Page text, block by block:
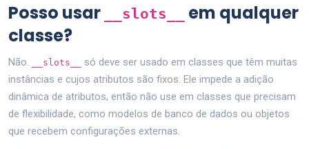
Posso usar __slots__
em qualquer
classe?
Não. __slots__
só deve ser usado em classes que têm muitas
instâncias e cujos atributos são fixos. Ele impede a adição
dinâmica de atributos, então não use em classes que precisam
de flexibilidade, como modelos de banco de dados ou objetos
que recebem configurações externas.